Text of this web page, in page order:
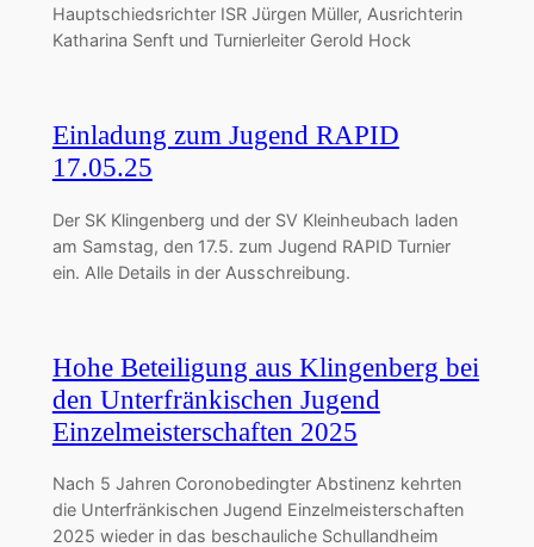
Hauptschiedsrichter ISR Jürgen Müller, Ausrichterin
Katharina Senft und Turnierleiter Gerold Hock
Einladung zum Jugend RAPID
17.05.25
Der SK Klingenberg und der SV Kleinheubach laden
am Samstag, den 17.5. zum Jugend RAPID Turnier
ein. Alle Details in der Ausschreibung.
Hohe Beteiligung aus Klingenberg bei
den Unterfränkischen Jugend
Einzelmeisterschaften 2025
Nach 5 Jahren Coronobedingter Abstinenz kehrten
die Unterfränkischen Jugend Einzelmeisterschaften
2025 wieder in das beschauliche Schullandheim